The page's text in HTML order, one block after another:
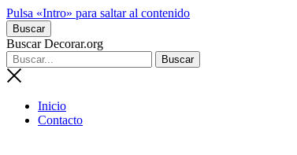
Pulsa «Intro» para saltar al contenido
Buscar
Buscar Decorar.org
Inicio
Contacto